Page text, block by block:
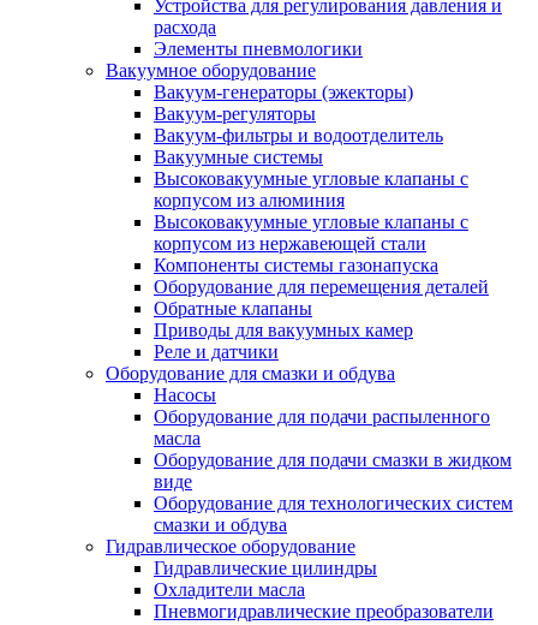
Устройства для регулирования давления и
расхода
Элементы пневмологики
Вакуумное оборудование
Вакуум-генераторы (эжекторы)
Вакуум-регуляторы
Вакуум-фильтры и водоотделитель
Вакуумные системы
Высоковакуумные угловые клапаны с
корпусом из алюминия
Высоковакуумные угловые клапаны с
корпусом из нержавеющей стали
Компоненты системы газонапуска
Оборудование для перемещения деталей
Обратные клапаны
Приводы для вакуумных камер
Реле и датчики
Оборудование для смазки и обдува
Насосы
Оборудование для подачи распыленного
масла
Оборудование для подачи смазки в жидком
виде
Оборудование для технологических систем
смазки и обдува
Гидравлическое оборудование
Гидравлические цилиндры
Охладители масла
Пневмогидравлические преобразователи